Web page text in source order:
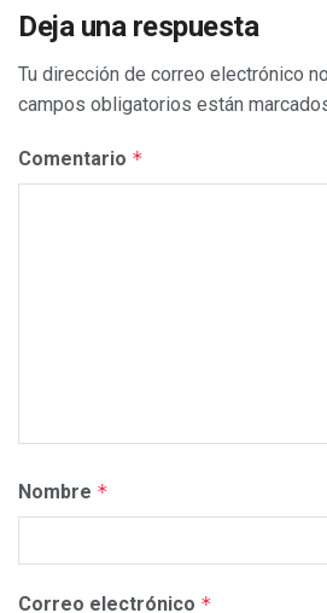
Deja una respuesta
Tu dirección de correo electrónico
campos obligatorios están
Comentario *
Nombre *
Correo electrónico *